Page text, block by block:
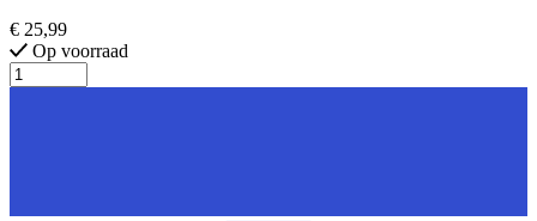
€ 25,99
Op voorraad